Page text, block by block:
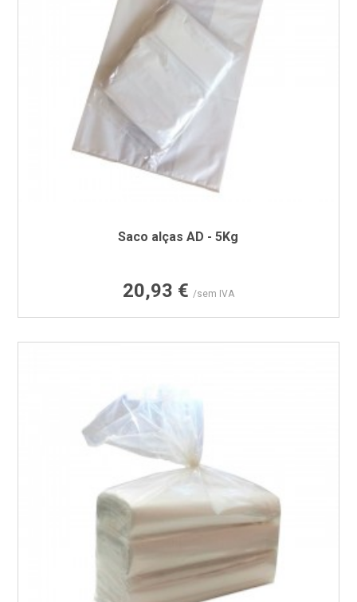
Saco alças AD - 5Kg
Preço
20,93 € /sem IVA